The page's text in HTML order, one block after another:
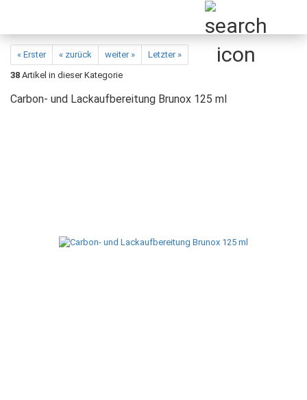
« Erster « zurück weiter »
Letzter »
38 Artikel in dieser Kategorie
Carbon- und Lackaufbereitung Brunox 125 ml